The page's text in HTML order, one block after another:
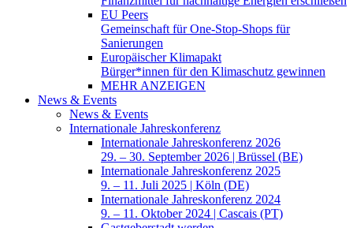
EU Peers
Gemeinschaft für One-Stop-Shops für
Sanierungen
Europäischer Klimapakt
Bürger*innen für den Klimaschutz gewinnen
MEHR ANZEIGEN
News & Events
News & Events
Internationale Jahreskonferenz
Internationale Jahreskonferenz 2026
29. – 30. September 2026 | Brüssel (BE)
Internationale Jahreskonferenz 2025
9. – 11. Juli 2025 | Köln (DE)
Internationale Jahreskonferenz 2024
9. – 11. Oktober 2024 | Cascais (PT)